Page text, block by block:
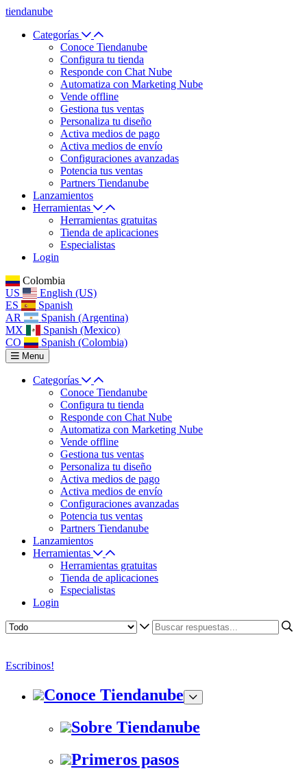
tiendanube
Categorías
Conoce Tiendanube
Configura tu tienda
Responde con Chat Nube
Automatiza con Marketing Nube
Vende offline
Gestiona tus ventas
Personaliza tu diseño
Activa medios de pago
Activa medios de envío
Configuraciones avanzadas
Potencia tus ventas
Partners Tiendanube
Lanzamientos
Herramientas
Herramientas gratuitas
Tienda de aplicaciones
Especialistas
Login
Colombia
US
English (US)
ES
Spanish
AR
Spanish (Argentina)
MX
Spanish (Mexico)
CO
Spanish (Colombia)
Menu
Categorías
Conoce Tiendanube
Configura tu tienda
Responde con Chat Nube
Automatiza con Marketing Nube
Vende offline
Gestiona tus ventas
Personaliza tu diseño
Activa medios de pago
Activa medios de envío
Configuraciones avanzadas
Potencia tus ventas
Partners Tiendanube
Lanzamientos
Herramientas
Herramientas gratuitas
Tienda de aplicaciones
Especialistas
Login
Escribinos!
Conoce Tiendanube
Sobre Tiendanube
Primeros pasos